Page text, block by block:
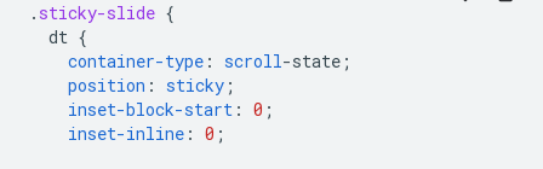
. sticky-slide {
dt {
container-type : scroll-state ;
position : sticky ;
inset-block-start : 0 ;
inset-inline : 0 ;